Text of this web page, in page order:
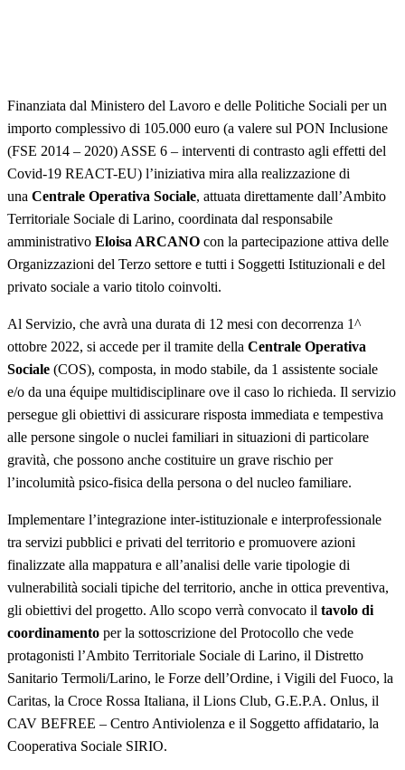
Finanziata dal Ministero del Lavoro e delle Politiche Sociali per un
importo complessivo di 105.000 euro (a valere sul PON Inclusione
(FSE 2014 – 2020) ASSE 6 – interventi di contrasto agli effetti del
Covid-19 REACT-EU) l’iniziativa mira alla realizzazione di
una Centrale Operativa Sociale, attuata direttamente dall’Ambito
Territoriale Sociale di Larino, coordinata dal responsabile
amministrativo Eloisa ARCANO con la partecipazione attiva delle
Organizzazioni del Terzo settore e tutti i Soggetti Istituzionali e del
privato sociale a vario titolo coinvolti.
Al Servizio, che avrà una durata di 12 mesi con decorrenza 1^
ottobre 2022, si accede per il tramite della Centrale Operativa
Sociale (COS), composta, in modo stabile, da 1 assistente sociale
e/o da una équipe multidisciplinare ove il caso lo richieda. Il servizio
persegue gli obiettivi di assicurare risposta immediata e tempestiva
alle persone singole o nuclei familiari in situazioni di particolare
gravità, che possono anche costituire un grave rischio per
l’incolumità psico-fisica della persona o del nucleo familiare.
Implementare l’integrazione inter-istituzionale e interprofessionale
tra servizi pubblici e privati del territorio e promuovere azioni
finalizzate alla mappatura e all’analisi delle varie tipologie di
vulnerabilità sociali tipiche del territorio, anche in ottica preventiva,
gli obiettivi del progetto. Allo scopo verrà convocato il tavolo di
coordinamento per la sottoscrizione del Protocollo che vede
protagonisti l’Ambito Territoriale Sociale di Larino, il Distretto
Sanitario Termoli/Larino, le Forze dell’Ordine, i Vigili del Fuoco, la
Caritas, la Croce Rossa Italiana, il Lions Club, G.E.P.A. Onlus, il
CAV BEFREE – Centro Antiviolenza e il Soggetto affidatario, la
Cooperativa Sociale SIRIO.